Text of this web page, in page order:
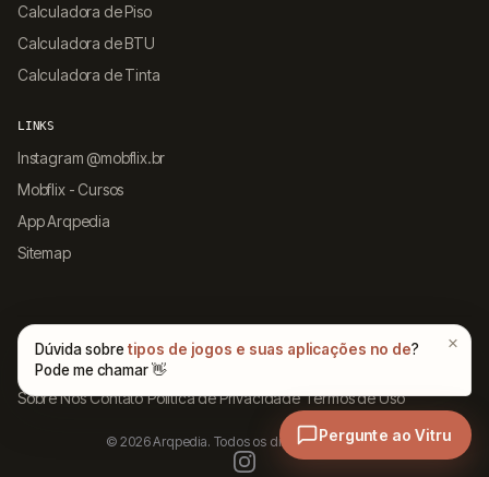
Calculadora de Piso
Calculadora de BTU
Calculadora de Tinta
LINKS
Instagram @mobflix.br
Mobflix - Cursos
App Arqpedia
Sitemap
INSTITUCIONAL
Sobre Nós Contato Política de Privacidade Termos de Uso
© 2026 Arqpedia. Todos os direitos reservados.